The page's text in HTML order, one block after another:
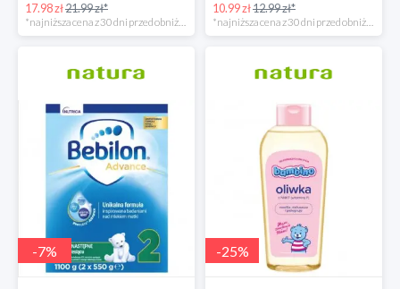
17.98 zł21.99 zł*
*najniższa cena z 30 dni przed obniżką
10.99 zł12.99 zł*
*najniższa cena z 30 dni przed obniżką
-7% -25%